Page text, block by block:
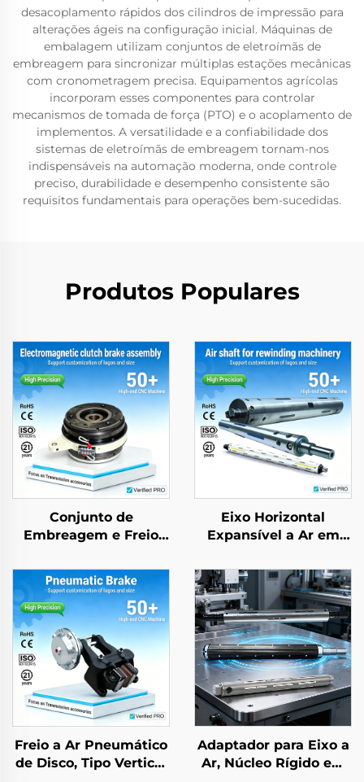
desacoplamento rápidos dos cilindros de impressão para
alterações ágeis na configuração inicial. Máquinas de
embalagem utilizam conjuntos de eletroímãs de
embreagem para sincronizar múltiplas estações mecânicas
com cronometragem precisa. Equipamentos agrícolas
incorporam esses componentes para controlar
mecanismos de tomada de força (PTO) e o acoplamento de
implementos. A versatilidade e a confiabilidade dos
sistemas de eletroímãs de embreagem tornam-nos
indispensáveis na automação moderna, onde controle
preciso, durabilidade e desempenho consistente são
requisitos fundamentais para operações bem-sucedidas.
Produtos Populares
Conjunto de
Embreagem e Freio
Aço, 24 V, Marca Tianji,
OEM para Impressoras
e Copiadoras
Eixo Horizontal
Expansível a Ar em
Máquina de
Embalagem
Freio a Ar Pneumático
de Disco, Tipo Vertical
Adaptador para Eixo a
Ar, Núcleo Rígido em